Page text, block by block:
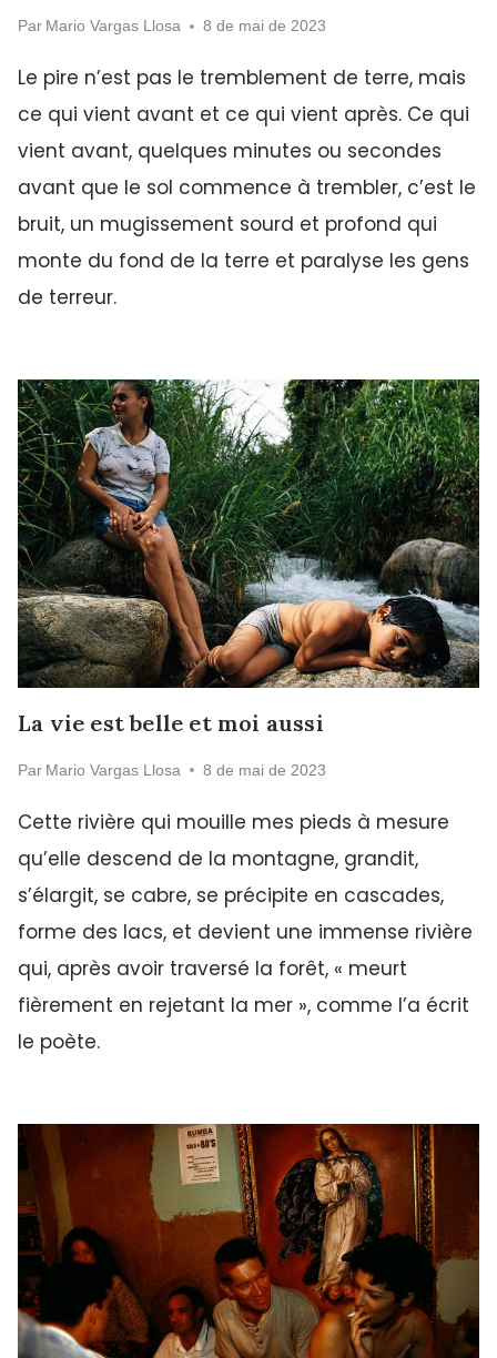
Par Mario Vargas Llosa 8 de mai de 2023
Le pire n’est pas le tremblement de terre, mais
ce qui vient avant et ce qui vient après. Ce qui
vient avant, quelques minutes ou secondes
avant que le sol commence à trembler, c’est le
bruit, un mugissement sourd et profond qui
monte du fond de la terre et paralyse les gens
de terreur.
La vie est belle et moi aussi
Par Mario Vargas Llosa 8 de mai de 2023
Cette rivière qui mouille mes pieds à mesure
qu’elle descend de la montagne, grandit,
s’élargit, se cabre, se précipite en cascades,
forme des lacs, et devient une immense rivière
qui, après avoir traversé la forêt, « meurt
fièrement en rejetant la mer », comme l’a écrit
le poète.